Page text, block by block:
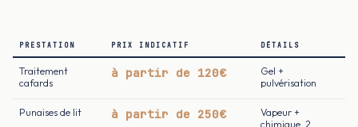
PRESTATION PRIX INDICATIF DÉTAILS
Traitement
cafards
à partir de 120€
Gel +
pulvérisation
Punaises de lit à partir de 250€
Vapeur +
chimique, 2